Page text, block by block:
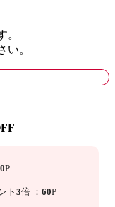
。
い。
P
ト 3倍 ： 60P